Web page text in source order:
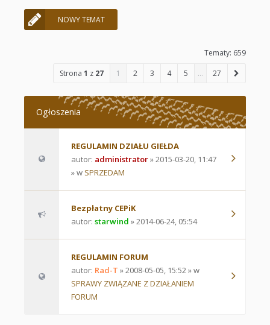
NOWY TEMAT
Tematy: 659
Strona 1 z 27 1 2 3 4 5 … 27
Ogłoszenia
REGULAMIN DZIAŁU GIEŁDA
autor: administrator» 2015-03-20, 11:47
» w SPRZEDAM
Bezpłatny CEPiK
autor: starwind » 2014-06-24, 05:54
REGULAMIN FORUM
autor: Rad-T » 2008-05-05, 15:52 » w
SPRAWY ZWIĄZANE Z DZIAŁANIEM
FORUM